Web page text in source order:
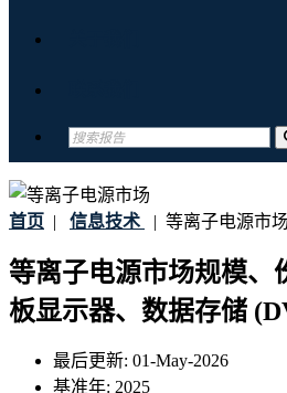
首页 | 信息技术 | 等离子电源市场
等离子电源市场规模、
板显示器、数据存储
最后更新: 01-May-2026
基准年: 2025